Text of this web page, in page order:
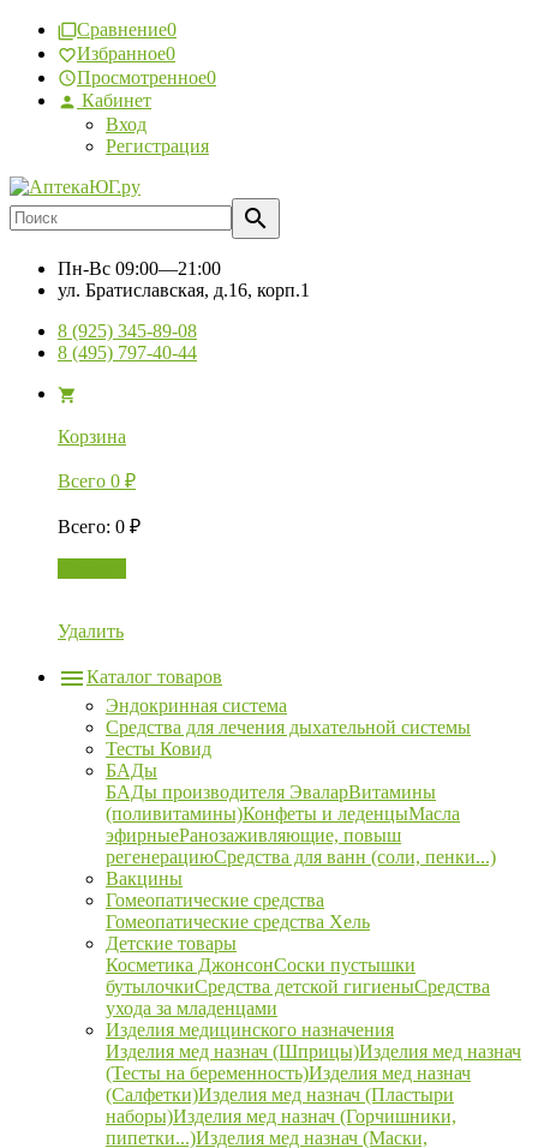
Сравнение0
Избранное0
Просмотренное0
Кабинет
Вход
Регистрация
Пн-Вс 09:00—21:00
ул. Братиславская, д.16, корп.1
8 (925) 345-89-08
8 (495) 797-40-44
Корзина
Всего 0 ₽
Всего: 0 ₽
Удалить
Каталог товаров
Эндокринная система
Средства для лечения дыхательной системы
Тесты Ковид
БАДы
БАДы производителя ЭваларВитамины
(поливитамины)Конфеты и леденцыМасла
эфирныеРанозаживляющие, повыш
регенерациюСредства для ванн (соли, пенки...)
Вакцины
Гомеопатические средства
Гомеопатические средства Хель
Детские товары
Косметика ДжонсонСоски пустышки
бутылочкиСредства детской гигиеныСредства
ухода за младенцами
Изделия медицинского назначения
Изделия мед назнач (Шприцы)Изделия мед назнач
(Тесты на беременность)Изделия мед назнач
(Салфетки)Изделия мед назнач (Пластыри
наборы)Изделия мед назнач (Горчишники,
пипетки...)Изделия мед назнач (Маски,